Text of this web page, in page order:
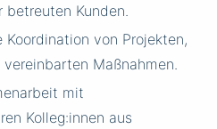
betreuten Kunden.
Koordination von Projekten,
Maßnahmen.
mit
Kolleg:innen aus